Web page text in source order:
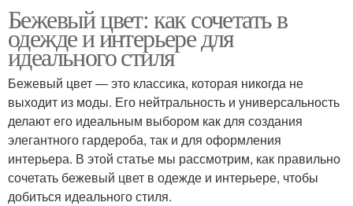
Бежевый цвет: как сочетать в
одежде и интерьере для
идеального стиля
Бежевый цвет — это классика, которая никогда не
выходит из моды. Его нейтральность и универсальность
делают его идеальным выбором как для создания
элегантного гардероба, так и для оформления
интерьера. В этой статье мы рассмотрим, как правильно
сочетать бежевый цвет в одежде и интерьере, чтобы
добиться идеального стиля.